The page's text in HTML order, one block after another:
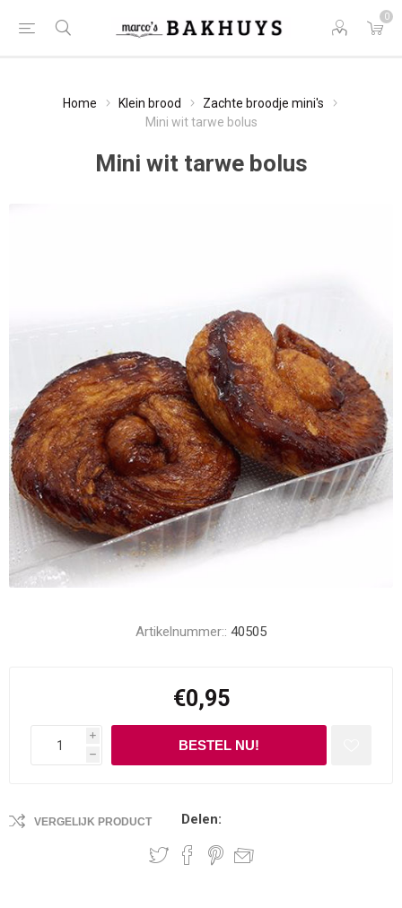
0
Home Klein brood
Zachte broodje mini's
Mini wit tarwe bolus
Mini wit tarwe bolus
VERGELIJK PRODUCT
Artikelnummer:: 40505
€0,95
i
h
Delen: